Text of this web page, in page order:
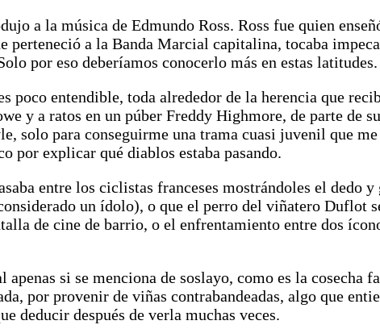
a la música de Edmundo Ross. Ross fue quien
perteneció a la Banda Marcial capitalina, tocaba
por eso deberíamos conocerlo más en estas latitudes.
poco entendible, toda alrededor de la herencia que
y a ratos en un púber Freddy Highmore, de parte de
solo para conseguirme una trama cuasi juvenil que
por explicar qué diablos estaba pasando.
entre los ciclistas franceses mostrándoles el dedo
un ídolo), o que el perro del viñatero Duflot
de cine de barrio, o el enfrentamiento entre dos
si se menciona de soslayo, como es la cosecha
por provenir de viñas contrabandeadas, algo que
deducir después de verla muchas veces.